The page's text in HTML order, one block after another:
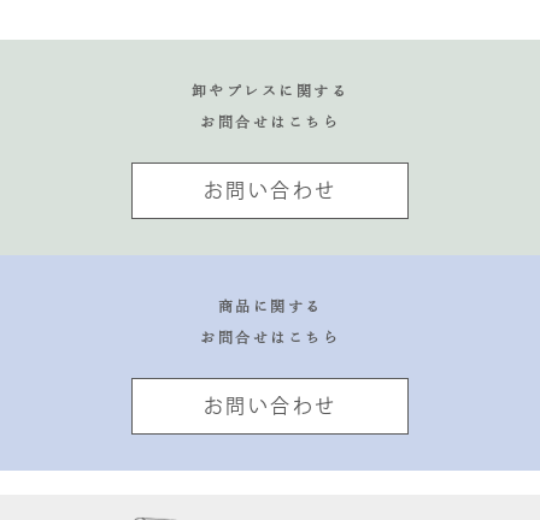
卸やプレスに関する
お問合せはこちら
お問い合わせ
商品に関する
お問合せはこちら
お問い合わせ